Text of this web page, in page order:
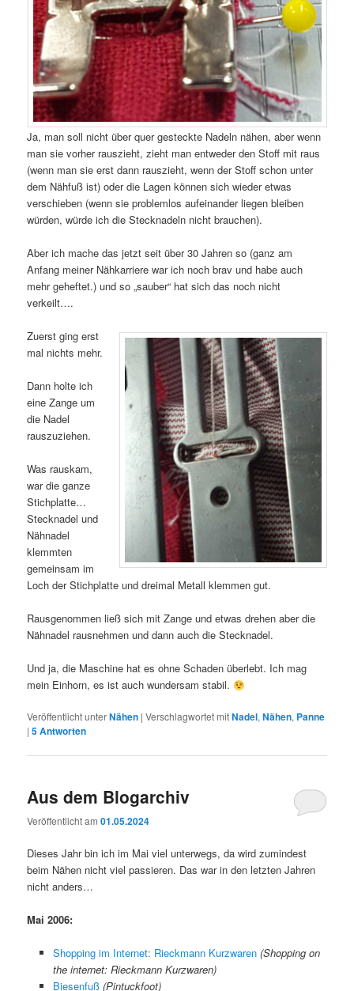
Ja, man soll nicht über quer gesteckte Nadeln nähen, aber wenn
man sie vorher rauszieht, zieht man entweder den Stoff mit raus
(wenn man sie erst dann rauszieht, wenn der Stoff schon unter
dem Nähfuß ist) oder die Lagen können sich wieder etwas
verschieben (wenn sie problemlos aufeinander liegen bleiben
würden, würde ich die Stecknadeln nicht brauchen).
Aber ich mache das jetzt seit über 30 Jahren so (ganz am
Anfang meiner Nähkarriere war ich noch brav und habe auch
mehr geheftet.) und so „sauber“ hat sich das noch nicht
verkeilt….
Zuerst ging erst
mal nichts mehr.
Dann holte ich
eine Zange um
die Nadel
rauszuziehen.
Was rauskam,
war die ganze
Stichplatte…
Stecknadel und
Nähnadel
klemmten
gemeinsam im
Loch der Stichplatte und dreimal Metall klemmen gut.
Rausgenommen ließ sich mit Zange und etwas drehen aber die
Nähnadel rausnehmen und dann auch die Stecknadel.
Und ja, die Maschine hat es ohne Schaden überlebt. Ich mag
mein Einhorn, es ist auch wundersam stabil.
Veröffentlicht unterNähen |Verschlagwortet mitNadel,Nähen, Panne
|5Antworten
Aus dem Blogarchiv
Veröffentlicht am01.05.2024
Dieses Jahr bin ich im Mai viel unterwegs, da wird zumindest
beim Nähen nicht viel passieren. Das war in den letzten Jahren
nicht anders…
Mai 2006:
Shopping im Internet: Rieckmann Kurzwaren (Shopping on
the internet: Rieckmann Kurzwaren)
Biesenfuß (Pintuckfoot)